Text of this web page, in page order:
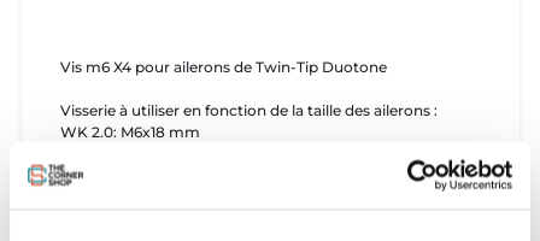
Vis m6 X4 pour ailerons de Twin-Tip Duotone
Visserie à utiliser en fonction de la taille des ailerons :
WK 2.0: M6x18 mm
FS 4.5: M6x14 mm